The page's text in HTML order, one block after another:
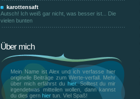
karottensaft
Autsch! Ich weiß gar nicht, was besser ist... Die
vielen bunten
Über mich
Mein Name ist Alex und ich verfasse hier
originelle Beiträge zum Werte-verfall. Mehr
über mich erfährst du hier. Solltest du mir
irgendetwas mitteilen wollen, dann kannst
du dies gern hier tun. Viel Spaß!